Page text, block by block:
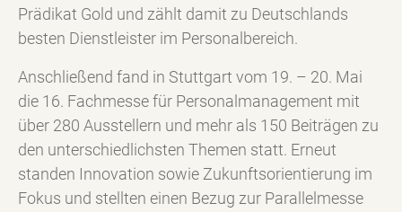
Prädikat Gold und zählt damit zu Deutschlands
besten Dienstleister im Personalbereich.
Anschließend fand in Stuttgart vom 19. – 20. Mai
die 16. Fachmesse für Personalmanagement mit
über 280 Ausstellern und mehr als 150 Beiträgen zu
den unterschiedlichsten Themen statt. Erneut
standen Innovation sowie Zukunftsorientierung im
Fokus und stellten einen Bezug zur Parallelmesse